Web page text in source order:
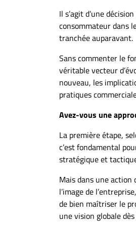
Il s’agit d’une
consommateur dans
tranchée auparavant.
Sans commenter le
véritable vecteur
nouveau, les
pratiques
Avez-vous une
La première étape,
c’est fondamental
stratégique et
Mais dans une action
l’image de
de bien maîtriser le
une vision globale